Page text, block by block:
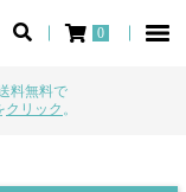
0
料無料で
クリック 。